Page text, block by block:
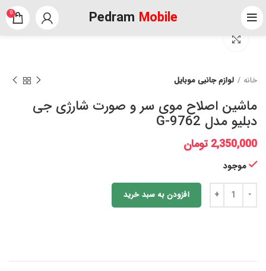
Pedram Mobile
0
خانه لوازم جانبی موبایل
ماشین اصلاح موی سر و صورت شارژی جی
دبلیو مدل G-9762
2,350,000 تومان
موجود
افزودن به سبد خرید